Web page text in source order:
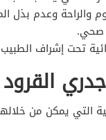
والراحة وعدم بذل
صحي.
تحت إشراف
القرود
التي يمكن من